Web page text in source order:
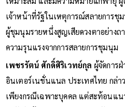
เจ้าหน้าที่รัฐในเหตุการณ์สลายการชุ
ผู้ชุมนุมรายหนึ่งสูญเสียดวงตาอย่างถ
ความรุนแรงจากการสลายการชุมนุม
เพชรรัตน์ ศักดิ์ศิริเวทย์กุล ผู้จัดการ
อินเตอร์เนชั่นแนล ประเทศไทย กล่า
เพียงกรณีเฉพาะบุคคล แต่สะท้อนแน